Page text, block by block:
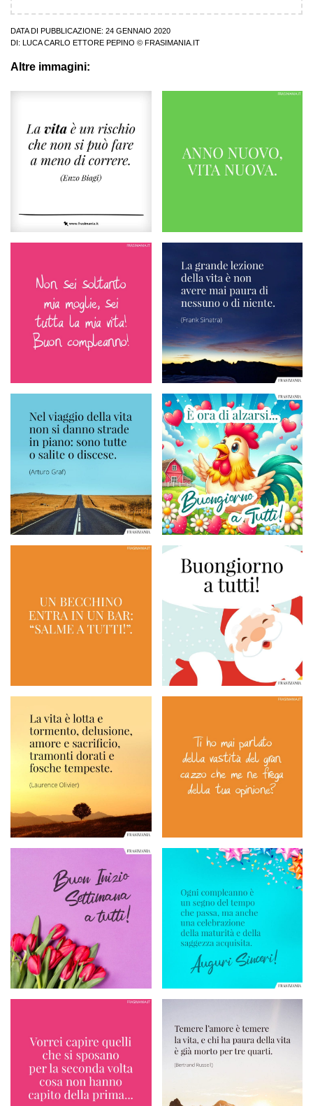
DATA DI PUBBLICAZIONE: 24 GENNAIO 2020
DI:
LUCA CARLO ETTORE PEPINO © FRASIMANIA.IT
Altre immagini: